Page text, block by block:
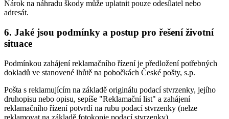
Nárok na náhradu škody může uplatnit pouze odesílatel nebo
adresát.
6. Jaké jsou podmínky a postup pro řešení životní
situace
Podmínkou zahájení reklamačního řízení je předložení potřebných
dokladů ve stanovené lhůtě na pobočkách České pošty, s.p.
Pošta s reklamujícím na základě originálu podací stvrzenky, jejího
druhopisu nebo opisu, sepíše "Reklamační list" a zahájení
reklamačního řízení potvrdí na rubu podací stvrzenky (nelze
reklamovat na základě fotokopie podací stvrzenky).